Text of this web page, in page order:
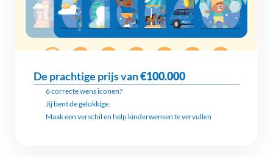
De prachtige prijs van €100.000
6 correcte wens iconen?
Jij bent de gelukkige.
Maak een verschil en help kinderwensen te vervullen